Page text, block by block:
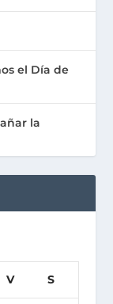
el Día de
la
V S